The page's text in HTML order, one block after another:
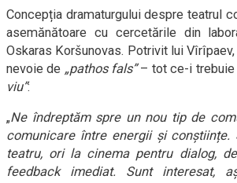
Concepția dramaturgului despre teatrul
asemănătoare cu cercetările din
Oskaras Koršunovas. Potrivit lui
nevoie de „pathos fals”– tot ce-i trebuie
viu”:
„Ne îndreptăm spre un nou tip de
comunicare între energii și conștiințe.
teatru, ori la cinema pentru dialog,
feedback imediat. Sunt interesat,